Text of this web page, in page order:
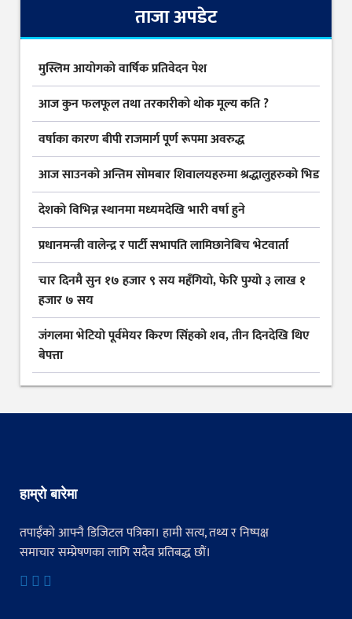
ताजा अपडेट
मुस्लिम आयोगकाे वार्षिक प्रतिवेदन पेश
आज कुन फलफूल तथा तरकारीकाे थोक मूल्य कति ?
वर्षाका कारण बीपी राजमार्ग पूर्ण रूपमा अवरुद्ध
आज साउनको अन्तिम सोमबार शिवालयहरुमा श्रद्धालुहरुको भिड
देशकाे विभिन्न स्थानमा मध्यमदेखि भारी वर्षा हुने
प्रधानमन्त्री वालेन्द्र र पार्टी सभापति लामिछानेबिच भेटवार्ता
चार दिनमै सुन १७ हजार ९ सय महँगियो, फेरि पुग्यो ३ लाख १
हजार ७ सय
जंगलमा भेटियो पूर्वमेयर किरण सिंहको शव, तीन दिनदेखि थिए
बेपत्ता
हाम्रो बारेमा
तपाईंको आफ्नै डिजिटल पत्रिका। हामी सत्य, तथ्य र निष्पक्ष
समाचार सम्प्रेषणका लागि सदैव प्रतिबद्ध छौं।